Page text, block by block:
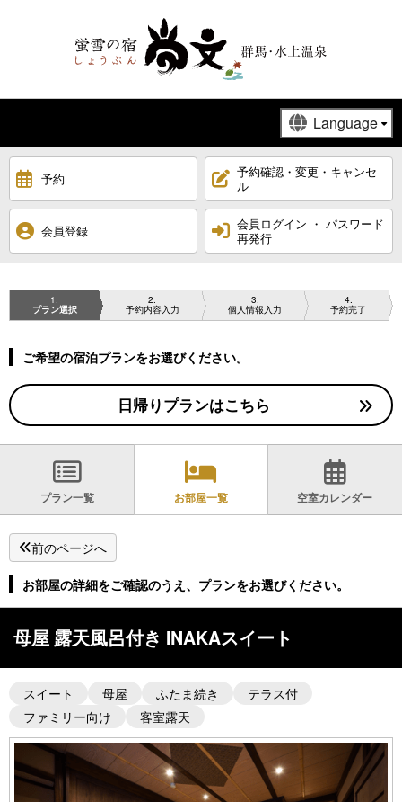
予約
予約確認・変更・キャンセ
ル
会員登録
会員ログイン ・ パスワード
再発行
1
プラン選択
2
予約内容入力
3
個人情報入力
4
予約完了
ご希望の宿泊プランをお選びください。
日帰りプランはこちら
プラン一覧 お部屋一覧 空室カレンダー
前のページへ
お部屋の詳細をご確認のうえ、プランをお選びください。
母屋 露天風呂付き INAKAスイート
スイート 母屋 ふたま続き
テラス付
ファミリー向け
客室露天